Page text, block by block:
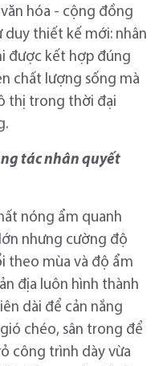
hóa - cộng đồng
thiết kế mới: nhân
được kết hợp đúng
chất lượng sống mà
thị trong thời đại
tác nhân quyết
nóng ẩm quanh
nhưng cường độ
theo mùa và độ ẩm
địa luôn hình thành
dài để cản nắng
chéo, sân trong để
công trình dày vừa